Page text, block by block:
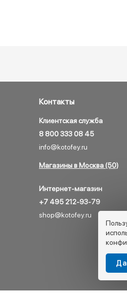
Контакты
Клиентская служба
8 800 333 08 45
info@kotofey.ru
Магазины в Москва (50)
Интернет-магазин
+7 495 212-93-79
shop@kotofey.ru